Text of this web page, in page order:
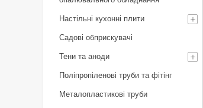
Настільні кухонні плити
Садові обприскувачі
Тени та аноди
Поліпропіленові труби та фітінг
Металопластикові труби